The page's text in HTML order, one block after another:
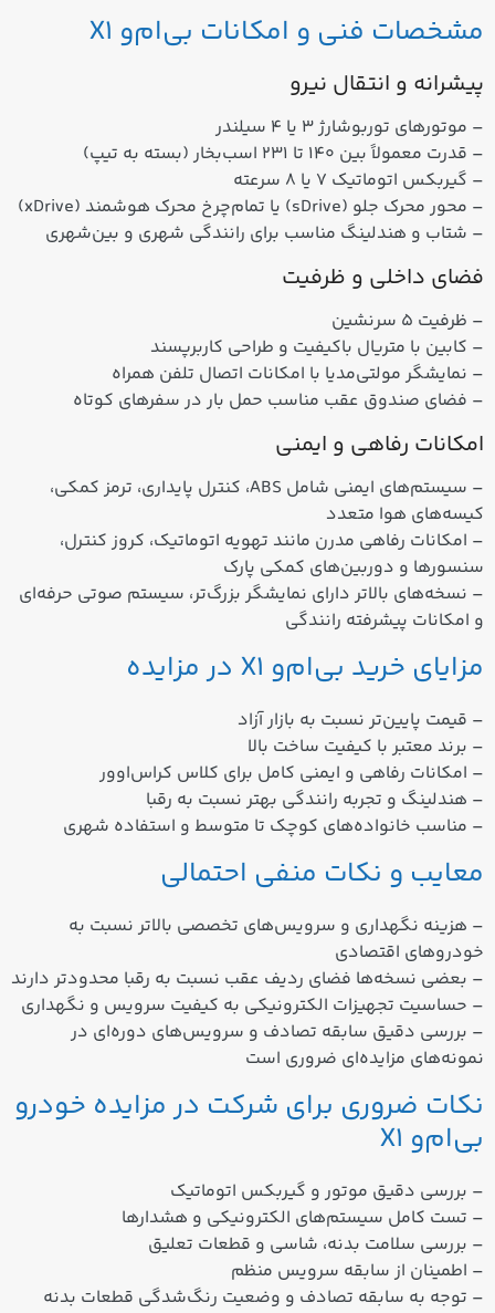
مشخصات فنی و امکانات بی‌ام‌و X1
پیشرانه و انتقال نیرو
– موتورهای توربوشارژ 3 یا 4 سیلندر
– قدرت معمولاً بین 140 تا 231 اسب‌بخار (بسته به تیپ)
– گیربکس اتوماتیک 7 یا 8 سرعته
– محور محرک جلو (sDrive) یا تمام‌چرخ محرک هوشمند (xDrive)
– شتاب و هندلینگ مناسب برای رانندگی شهری و بین‌شهری
فضای داخلی و ظرفیت
– ظرفیت ۵ سرنشین
– کابین با متریال باکیفیت و طراحی کاربرپسند
– نمایشگر مولتی‌مدیا با امکانات اتصال تلفن همراه
– فضای صندوق عقب مناسب حمل بار در سفرهای کوتاه
امکانات رفاهی و ایمنی
– سیستم‌های ایمنی شامل ABS، کنترل پایداری، ترمز کمکی،
کیسه‌های هوا متعدد
– امکانات رفاهی مدرن مانند تهویه اتوماتیک، کروز کنترل،
سنسورها و دوربین‌های کمکی پارک
– نسخه‌های بالاتر دارای نمایشگر بزرگ‌تر، سیستم صوتی حرفه‌ای
و امکانات پیشرفته رانندگی
مزایای خرید بی‌ام‌و X1 در مزایده
– قیمت پایین‌تر نسبت به بازار آزاد
– برند معتبر با کیفیت ساخت بالا
– امکانات رفاهی و ایمنی کامل برای کلاس کراس‌اوور
– هندلینگ و تجربه رانندگی بهتر نسبت به رقبا
– مناسب خانواده‌های کوچک تا متوسط و استفاده شهری
معایب و نکات منفی احتمالی
– هزینه نگهداری و سرویس‌های تخصصی بالاتر نسبت به
خودروهای اقتصادی
– بعضی نسخه‌ها فضای ردیف عقب نسبت به رقبا محدودتر دارند
– حساسیت تجهیزات الکترونیکی به کیفیت سرویس و نگهداری
– بررسی دقیق سابقه تصادف و سرویس‌های دوره‌ای در
نمونه‌های مزایده‌ای ضروری است
نکات ضروری برای شرکت در مزایده خودرو
بی‌ام‌و X1
– بررسی دقیق موتور و گیربکس اتوماتیک
– تست کامل سیستم‌های الکترونیکی و هشدارها
– بررسی سلامت بدنه، شاسی و قطعات تعلیق
– اطمینان از سابقه سرویس منظم
– توجه به سابقه تصادف و وضعیت رنگ‌شدگی قطعات بدنه